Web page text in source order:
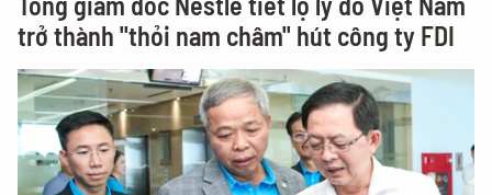
trở thành "thỏi nam châm" hút công ty FDI